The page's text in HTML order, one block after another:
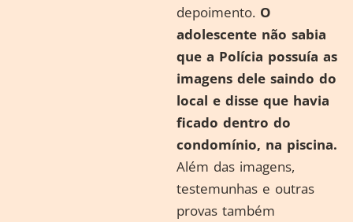
depoimento. O
adolescente não sabia
que a Polícia possuía as
imagens dele saindo do
local e disse que havia
ficado dentro do
condomínio, na piscina.
Além das imagens,
testemunhas e outras
provas também